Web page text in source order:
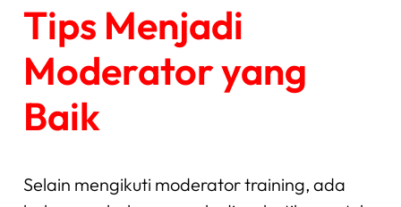
Tips Menjadi
Moderator yang
Baik
Selain mengikuti moderator training, ada